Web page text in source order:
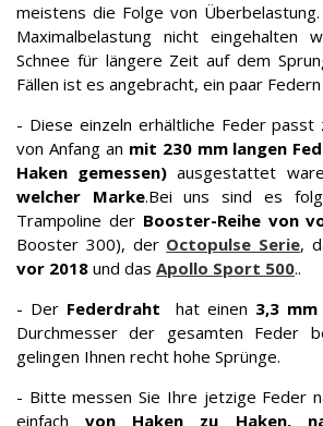
meistens die Folge von
Maximalbelastung nicht eingehalten
Schnee für längere Zeit auf dem
Fällen ist es angebracht, ein paar
- Diese einzeln erhältliche Feder passt
von Anfang an mit 230 mm langen
Haken gemessen)ausgestattet
welcher Marke.Bei uns sind es
Trampoline der Booster-Reihe von
Booster 300), der Octopulse Serie,
vor 2018 und das Apollo Sport 500..
- Der Federdraht hat einen 3,3 mm
Durchmesser der gesamten Feder
gelingen Ihnen recht hohe Sprünge.
- Bitte messen Sie Ihre jetzige Feder
einfachvon Haken zu Haken,